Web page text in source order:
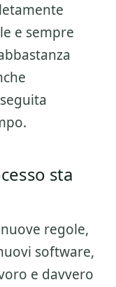
e sempre
sta
regole,
software,
e davvero